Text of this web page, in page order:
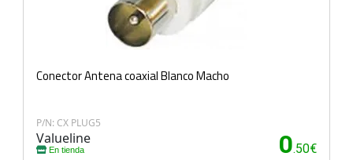
Conector Antena coaxial Blanco Macho
P/N: CX PLUG5
Valueline
En tienda 0.50€